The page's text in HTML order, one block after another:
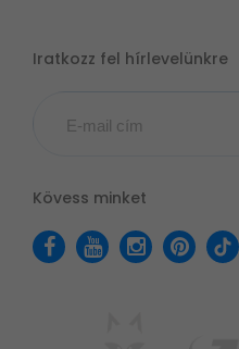
Iratkozz fel hírlevelünkre
Kövess minket